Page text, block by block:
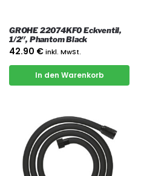
GROHE 22074KF0 Eckventil,
1/2″, Phantom Black
42.90 €inkl. MwSt.
In den Warenkorb